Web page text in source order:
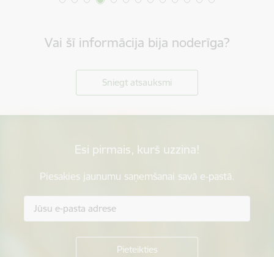
Vai šī informācija bija noderīga?
Sniegt atsauksmi
Esi pirmais, kurš uzzina!
Piesakies jaunumu saņemšanai savā e-pastā.